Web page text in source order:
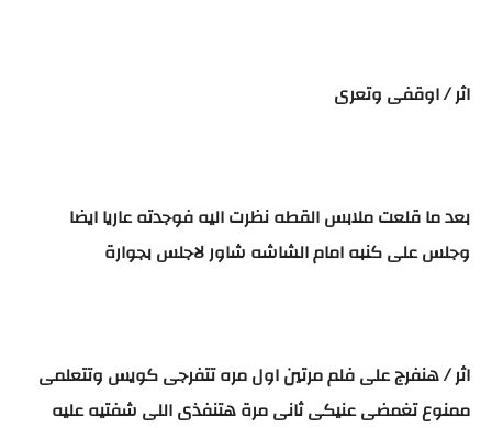
اثر / اوقفى وتعرى
بعد ما قلعت ملابس القطه نظرت اليه فوجدته عاريا ايضا
وجلس على كنبه امام الشاشه شاور لاجلس بجوارة
اثر / هنفرج على فلم مرتين اول مره تتفرجى كويس وتتعلمى
ممنوع تغمضى عنيكى ثانى مرة هتنفذى اللى شفتيه عليه